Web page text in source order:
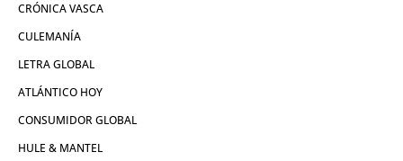
CRÓNICA VASCA
CULEMANÍA
LETRA GLOBAL
ATLÁNTICO HOY
CONSUMIDOR GLOBAL
HULE & MANTEL